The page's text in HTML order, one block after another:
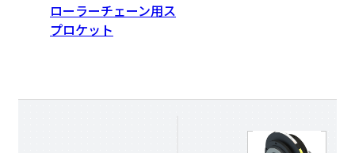
ローラーチェーン用ス
プロケット